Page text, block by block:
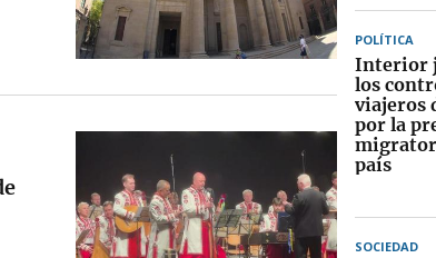
POLÍTICA
Interior
los
viajeros
por la
país
SOCIEDAD